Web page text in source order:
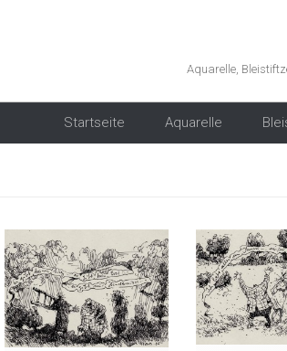
Aquarelle,
Startseite
Aquarelle